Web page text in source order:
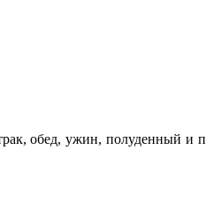
обед, ужин, полуденный